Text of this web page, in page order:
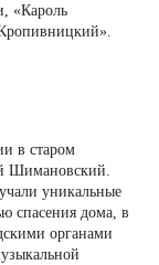
«Кароль
в старом
Шимановский.
уникальные
спасения дома, в
органами